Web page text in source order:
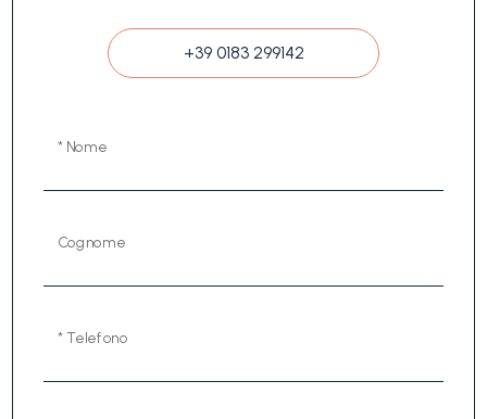
+39 0183 299142
* Nome
Cognome
* Telefono